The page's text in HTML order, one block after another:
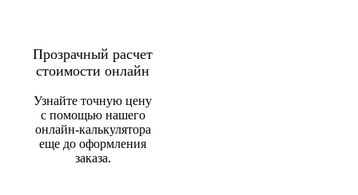
Прозрачный расчет
стоимости онлайн
Узнайте точную цену
с помощью нашего
онлайн-калькулятора
еще до оформления
заказа.